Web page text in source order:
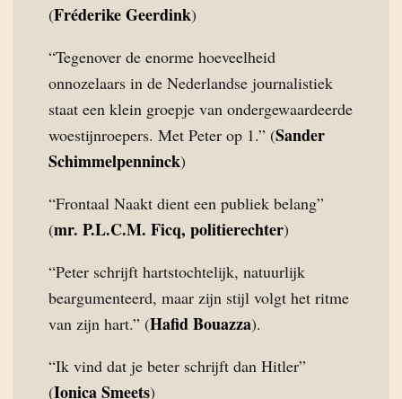
(Fréderike Geerdink)
“Tegenover de enorme hoeveelheid
onnozelaars in de Nederlandse journalistiek
staat een klein groepje van ondergewaardeerde
woestijnroepers. Met Peter op 1.” (Sander
Schimmelpenninck)
“Frontaal Naakt dient een publiek belang”
(mr. P.L.C.M. Ficq, politierechter)
“Peter schrijft hartstochtelijk, natuurlijk
beargumenteerd, maar zijn stijl volgt het ritme
van zijn hart.” (Hafid Bouazza).
“Ik vind dat je beter schrijft dan Hitler”
(Ionica Smeets)